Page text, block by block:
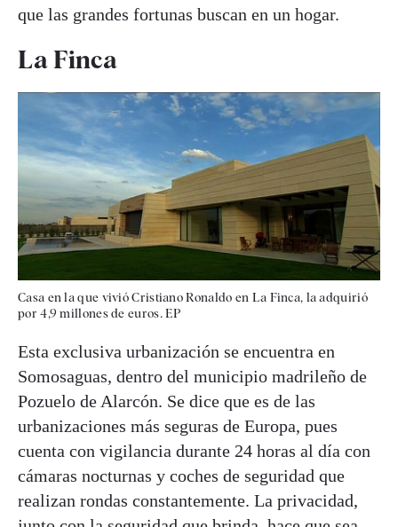
que las grandes fortunas buscan en un hogar.
La Finca
Casa en la que vivió Cristiano Ronaldo en La Finca, la adquirió
por 4,9 millones de euros. EP
Esta exclusiva urbanización se encuentra en
Somosaguas, dentro del municipio madrileño de
Pozuelo de Alarcón. Se dice que es de las
urbanizaciones más seguras de Europa, pues
cuenta con vigilancia durante 24 horas al día con
cámaras nocturnas y coches de seguridad que
realizan rondas constantemente. La privacidad,